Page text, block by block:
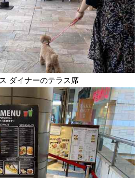
ダイナーのテラス席